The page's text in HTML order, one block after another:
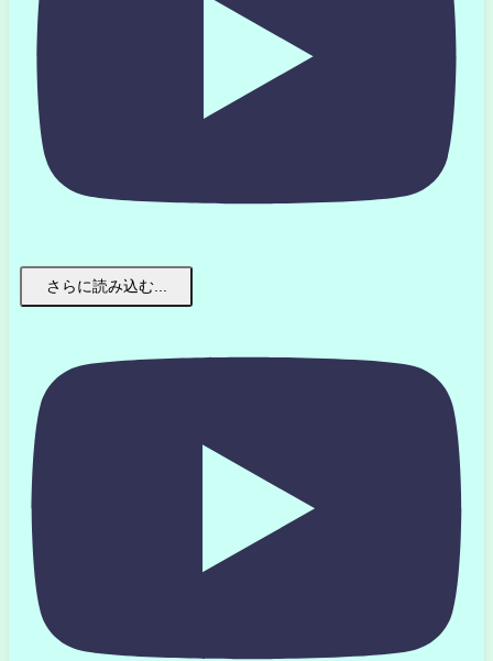
さらに読み込む...